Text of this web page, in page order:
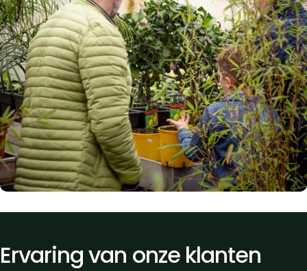
Ervaringvan onze klanten